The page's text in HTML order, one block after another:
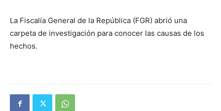
La Fiscalía General de la República (FGR) abrió una
carpeta de investigación para conocer las causas de los
hechos.